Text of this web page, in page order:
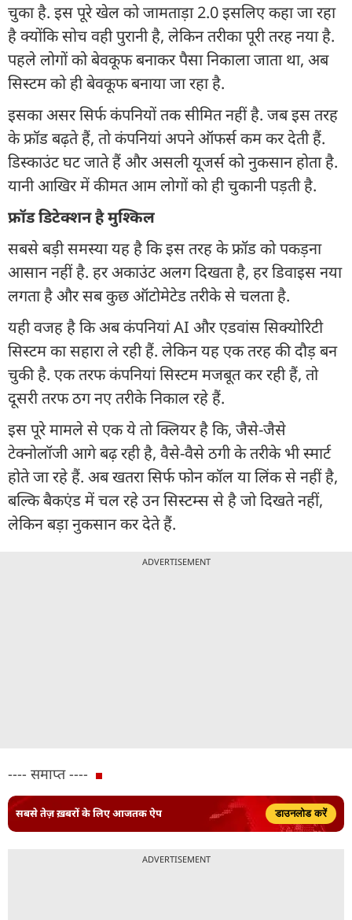
चुका है. इस पूरे खेल को जामताड़ा 2.0 इसलिए कहा जा रहा
है क्योंकि सोच वही पुरानी है, लेकिन तरीका पूरी तरह नया है.
पहले लोगों को बेवकूफ बनाकर पैसा निकाला जाता था, अब
सिस्टम को ही बेवकूफ बनाया जा रहा है.
इसका असर सिर्फ कंपनियों तक सीमित नहीं है. जब इस तरह
के फ्रॉड बढ़ते हैं, तो कंपनियां अपने ऑफर्स कम कर देती हैं.
डिस्काउंट घट जाते हैं और असली यूजर्स को नुकसान होता है.
यानी आखिर में कीमत आम लोगों को ही चुकानी पड़ती है.
फ्रॉड डिटेक्शन है मुश्किल
सबसे बड़ी समस्या यह है कि इस तरह के फ्रॉड को पकड़ना
आसान नहीं है. हर अकाउंट अलग दिखता है, हर डिवाइस नया
लगता है और सब कुछ ऑटोमेटेड तरीके से चलता है.
यही वजह है कि अब कंपनियां AI और एडवांस सिक्योरिटी
सिस्टम का सहारा ले रही हैं. लेकिन यह एक तरह की दौड़ बन
चुकी है. एक तरफ कंपनियां सिस्टम मजबूत कर रही हैं, तो
दूसरी तरफ ठग नए तरीके निकाल रहे हैं.
इस पूरे मामले से एक ये तो क्लियर है कि, जैसे-जैसे
टेक्नोलॉजी आगे बढ़ रही है, वैसे-वैसे ठगी के तरीके भी स्मार्ट
होते जा रहे हैं. अब खतरा सिर्फ फोन कॉल या लिंक से नहीं है,
बल्कि बैकएंड में चल रहे उन सिस्टम्स से है जो दिखते नहीं,
लेकिन बड़ा नुकसान कर देते हैं.
ADVERTISEMENT
---- समाप्त ----
सबसे तेज़ ख़बरों के लिए आजतक ऐप डाउनलोड करें
ADVERTISEMENT